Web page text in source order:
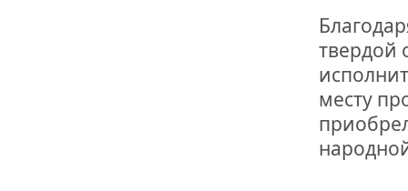
ЛЮБОЙ
ИНТЕРВЬЮ
«ВЕТЕРАН
МЕМОРИАЛ
твердой
месту